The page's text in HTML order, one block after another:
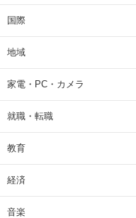
国際
地域
家電・PC・カメラ
就職・転職
教育
経済
音楽